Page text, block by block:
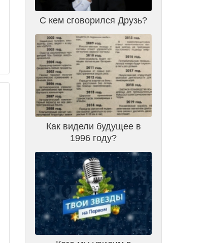
С кем сговорился Друзь?
Как видели будущее в
1996 году?